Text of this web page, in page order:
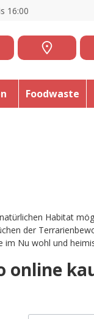
16:00
Foodwaste
Habitat
der
im Nu wohl und
online